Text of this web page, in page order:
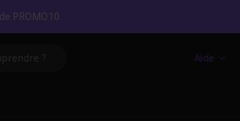
PROMO10
Aide